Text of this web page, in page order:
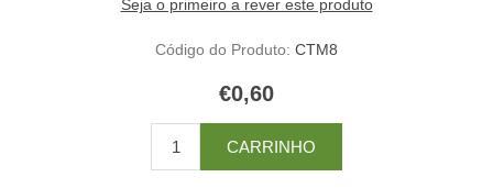
Seja o primeiro a rever este produto
Código do Produto: CTM8
€0,60